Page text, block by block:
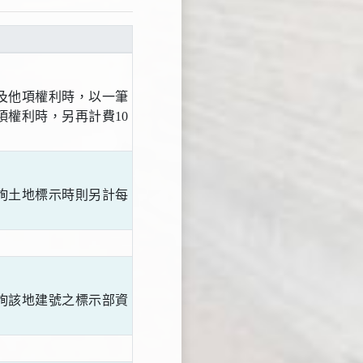
他項權利時，以一筆
權利時，另再計費10
土地標示時則另計每
該地建號之標示部資